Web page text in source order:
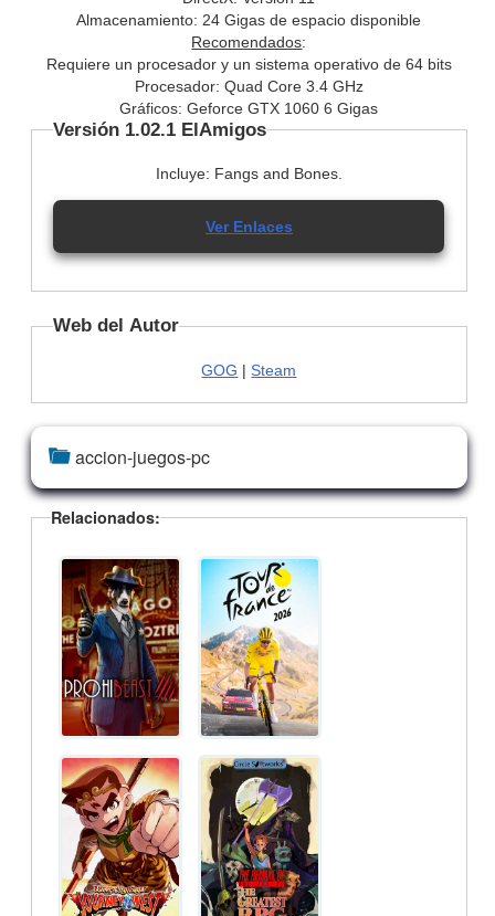
Almacenamiento: 24 Gigas de espacio disponible
Recomendados:
Requiere un procesador y un sistema operativo de 64 bits
Procesador: Quad Core 3.4 GHz
Gráficos: Geforce GTX 1060 6 Gigas
Versión 1.02.1 ElAmigos
Incluye: Fangs and Bones.
Ver Enlaces
Web del Autor
GOG |Steam
accion-juegos-pc
Relacionados: